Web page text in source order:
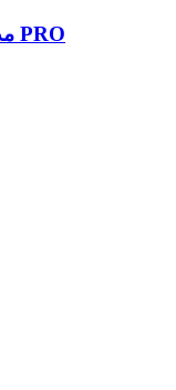
ریموت یدک دزدگیر تصویری PLC مدل PRO